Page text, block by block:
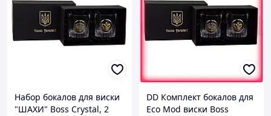
Набор бокалов для виски
"ШАХИ" Boss Crystal, 2
DD Комплект бокалов для
Eco Mod виски Boss